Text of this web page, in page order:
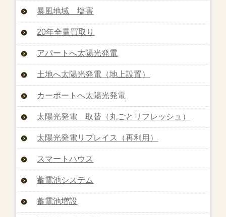
暴風地域 塩害
20年全量買取り
アパートへ太陽光発電
土地へ太陽光発電（地上設置）
カーポートへ太陽光発電
太陽光発電 取替（丸ごとリフレッシュ）
太陽光発電リプレイス（再利用）
スマートハウス
蓄電池システム
蓄電池増設